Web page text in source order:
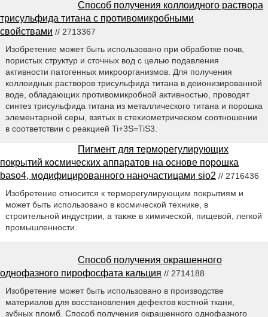
Способ получения коллоидного раствора
трисульфида титана с противомикробными
свойствами // 2713367
Изобретение может быть использовано при обработке почв,
пористых структур и сточных вод с целью подавления
активности патогенных микроорганизмов. Для получения
коллоидных растворов трисульфида титана в деионизированной
воде, обладающих противомикробной активностью, проводят
синтез трисульфида титана из металлического титана и порошка
элементарной серы, взятых в стехиометрическом соотношении
в соответствии с реакцией Ti+3S=TiS3.
Пигмент для терморегулирующих
покрытий космических аппаратов на основе порошка
baso4, модифицированного наночастицами sio2 // 2716436
Изобретение относится к терморегулирующим покрытиям и
может быть использовано в космической технике, в
строительной индустрии, а также в химической, пищевой, легкой
промышленности.
Способ получения окрашенного
однофазного пирофосфата кальция // 2714188
Изобретение может быть использовано в производстве
материалов для восстановления дефектов костной ткани,
зубных пломб. Способ получения окрашенного однофазного